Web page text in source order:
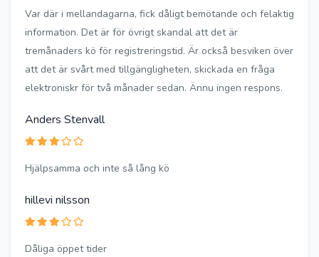
Var där i mellandagarna, fick dåligt bemötande och felaktig
information. Det är för övrigt skandal att det är
tremånaders kö för registreringstid. Är också besviken över
att det är svårt med tillgängligheten, skickada en fråga
elektroniskr för två månader sedan. Ännu ingen respons.
Anders Stenvall
Hjälpsamma och inte så lång kö
hillevi nilsson
Dåliga öppet tider